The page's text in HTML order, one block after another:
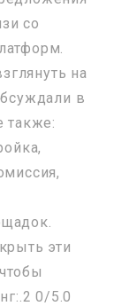
со
на
в
также:
эти
0/5.0